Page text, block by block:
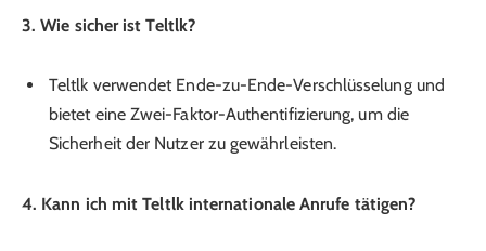
3. Wie sicher ist Teltlk?
Teltlk verwendet Ende-zu-Ende-Verschlüsselung und
bietet eine Zwei-Faktor-Authentifizierung, um die
Sicherheit der Nutzer zu gewährleisten.
4. Kann ich mit Teltlk internationale Anrufe tätigen?